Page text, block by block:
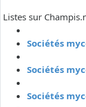
Listes sur
Sociétés
Sociétés
Sociétés